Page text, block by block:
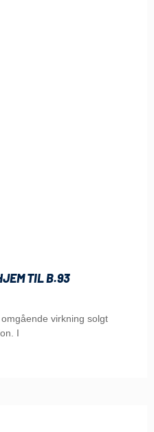
TIL B.93
virkning solgt
I